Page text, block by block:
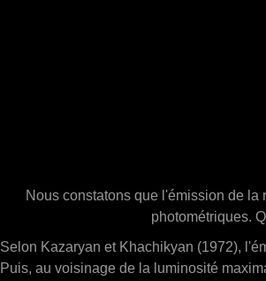
Nous constatons que l'émission de
photométriques.
Selon Kazaryan et Khachikyan (1972),
Puis, au voisinage de la luminosité